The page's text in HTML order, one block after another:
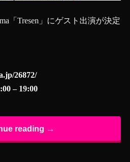
「Tresen」にゲスト出演が決定
26872/
– 19:00
reading →